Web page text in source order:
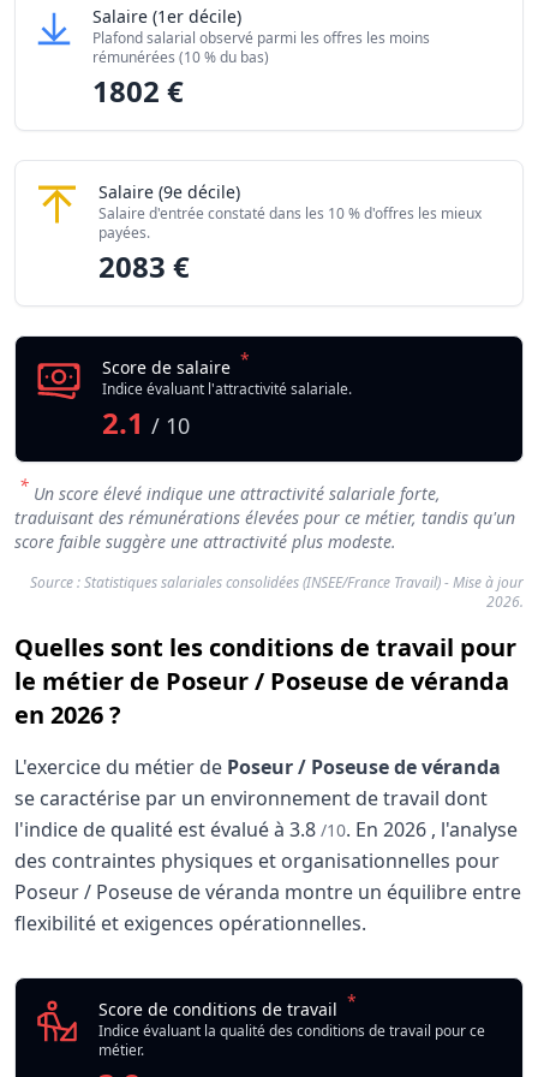
Niveau de salaire (Déciles)
Salaire minimum (10% les moins rémunérés)
Salaire maximum (10% les mieux rémunérés)
Salaire Poseur / Poseuse de véranda
(1er décile)
Plafond salarial observé parmi les offres les moins
rémunérées (10 % du bas)
1802 €
Salaire Poseur / Poseuse de véranda
(9e décile)
Salaire d'entrée constaté dans les 10 % d'offres les mieux
payées.
2083 €
Score de salaire *
Indice évaluant l'attractivité salariale.
2.1 / 10
* Un score élevé indique une attractivité salariale forte,
traduisant des rémunérations élevées pour ce métier, tandis qu'un
score faible suggère une attractivité plus modeste.
Source : Statistiques salariales consolidées (INSEE/France Travail) - Mise à jour
2026.
Quelles sont les conditions de travail pour
le métier de Poseur / Poseuse de véranda
en 2026 ?
L'exercice du métier de Poseur / Poseuse de véranda
se caractérise par un environnement de travail dont
l'indice de qualité est évalué à 3.8 /10. En 2026 , l'analyse
des contraintes physiques et organisationnelles pour
Poseur / Poseuse de véranda montre un équilibre entre
flexibilité et exigences opérationnelles.
Analyse des conditions de travail : Poseur /
Indicateur
Qualité globale de l'environnement Poseur / Poseuse de
Score de conditions de travail *
Indice évaluant la qualité des conditions de travail pour ce
métier.